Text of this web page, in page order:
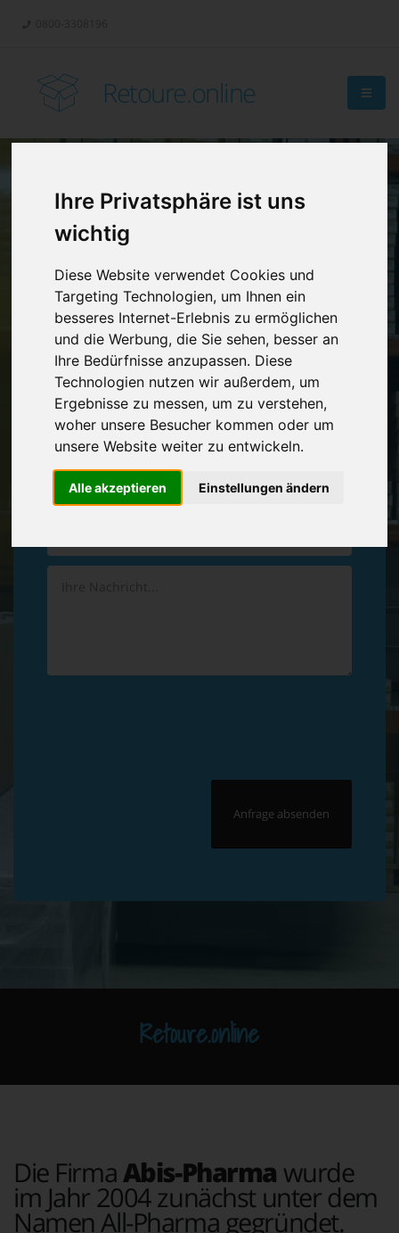
Ihre Privatsphäre ist uns
wichtig
Diese Website verwendet Cookies und
Targeting Technologien, um Ihnen ein
besseres Internet-Erlebnis zu ermöglichen
und die Werbung, die Sie sehen, besser an
Ihre Bedürfnisse anzupassen. Diese
Technologien nutzen wir außerdem, um
Ergebnisse zu messen, um zu verstehen,
woher unsere Besucher kommen oder um
unsere Website weiter zu entwickeln.
Alle akzeptieren Einstellungen ändern
Retoure.online
Retouren-
Management?
Vereinbaren Sie einenRückruf
Hinterlassen Sie uns gern eine persönliche Nachricht.
Retoure.online
Die Firma Abis-Pharma wurde
im Jahr 2004 zunächst unter dem
Namen All-Pharma gegründet.